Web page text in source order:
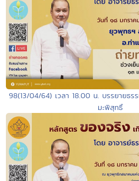
98(13/04/64) เวลา 18.00 น. บรรยายธร
มะพิสุทธิ์